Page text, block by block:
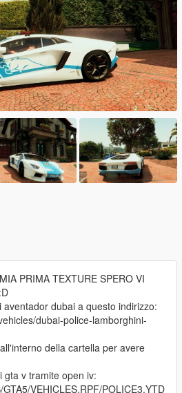
PRIMA TEXTURE SPERO VI
dubai a questo indirizzo:
dubai-police-lamborghini-
della cartella per avere
gta v tramite open iv:
VEHICLES.RPF/POLICE3.YTD